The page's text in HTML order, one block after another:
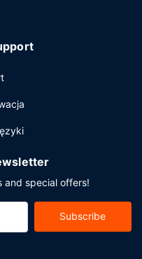
oraz ekspresowe
oraz sala
111 m kw. (1200
and special offers!
Subscribe